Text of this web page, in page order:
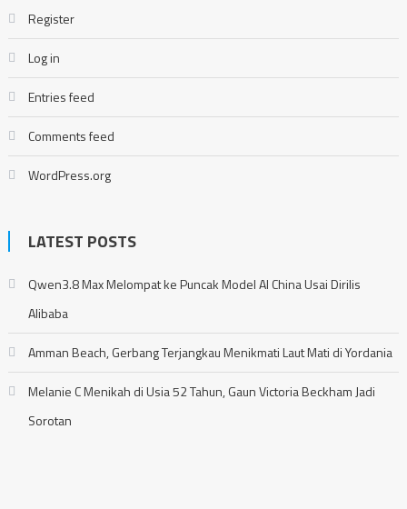
Register
Log in
Entries feed
Comments feed
WordPress.org
LATEST POSTS
Qwen3.8 Max Melompat ke Puncak Model AI China Usai Dirilis
Alibaba
Amman Beach, Gerbang Terjangkau Menikmati Laut Mati di Yordania
Melanie C Menikah di Usia 52 Tahun, Gaun Victoria Beckham Jadi
Sorotan